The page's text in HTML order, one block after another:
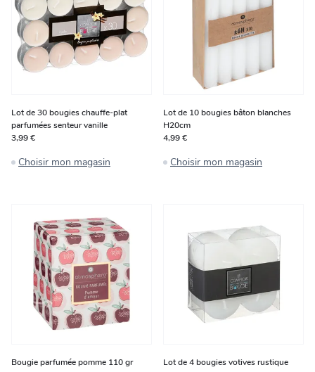
Lot de 30 bougies chauffe-plat
parfumées senteur vanille
3,99 €
Choisir mon magasin
Lot de 10 bougies bâton blanches
H20cm
4,99 €
Choisir mon magasin
Bougie parfumée pomme 110 gr
Lot de 4 bougies votives rustique